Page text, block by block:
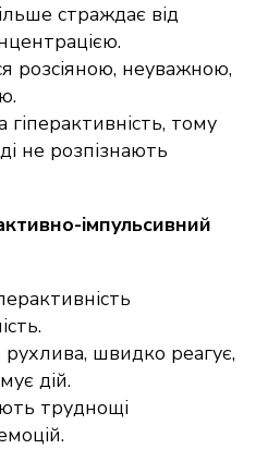
страждає від
розсіяною, неуважною,
тому
не розпізнають
імпульсивний
швидко реагує,
дій.
труднощі